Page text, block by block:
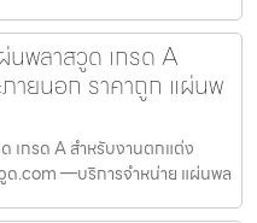
นพลาสวูด เกรด A
ายนอก ราคาถูก แผ่นพ
เกรด A สำหรับงานตกแต่ง
ด.com —บริการจำหน่าย แผ่นพล